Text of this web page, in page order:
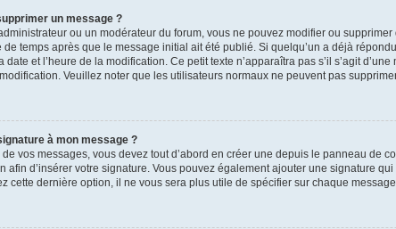
un message ?
ou un modérateur du forum, vous ne pouvez modifier ou
temps après que le message initial ait été publié. Si quelqu’un a déjà
date et l’heure de la modification. Ce petit texte n’apparaîtra pas s’il s’agit
Veuillez noter que les utilisateurs normaux ne peuvent pas
à mon message ?
vos messages, vous devez tout d’abord en créer une depuis le panneau de
afin d’insérer votre signature. Vous pouvez également ajouter une signature
cette dernière option, il ne vous sera plus utile de spécifier sur chaque